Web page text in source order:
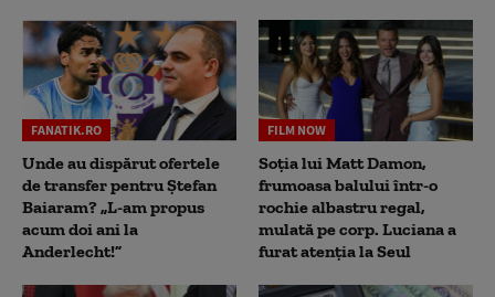
FANATIK.RO
Unde au dispărut ofertele
de transfer pentru Ștefan
Baiaram? „L-am propus
acum doi ani la
Anderlecht!”
FILM NOW
Soția lui Matt Damon,
frumoasa balului într-o
rochie albastru regal,
mulată pe corp. Luciana a
furat atenția la Seul